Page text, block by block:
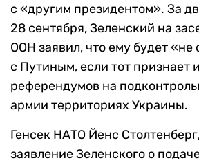
с «другим президентом». За
28 сентября, Зеленский на
ООН заявил, что ему будет «не
с Путиным, если тот признает
референдумов на
армии территориях Украины.
Генсек НАТО Йенс
заявление Зеленского о